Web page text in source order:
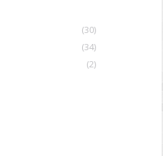
(30)
(34)
(2)